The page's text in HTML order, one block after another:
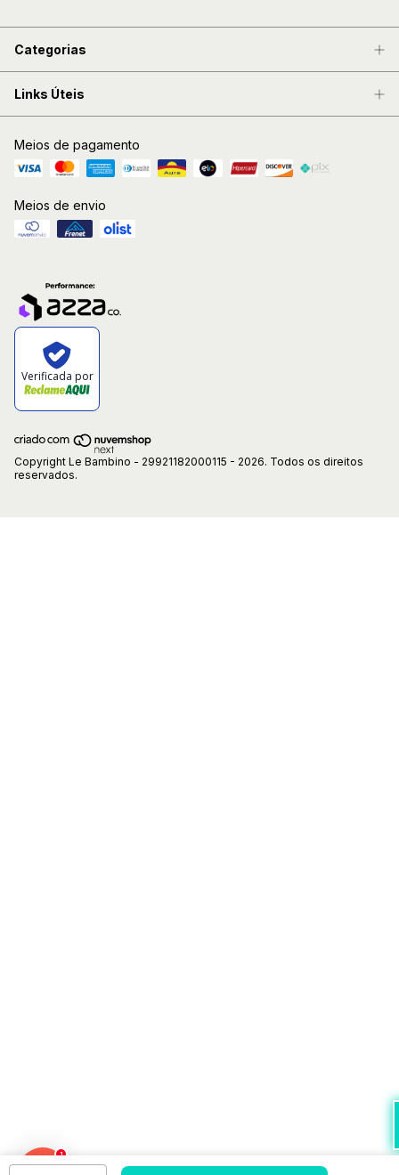
Ao navegar por este site para agilizar a
Categorias
Links Úteis
Meios de pagamento
Meios de envio
Verificada por
Copyright Le Bambino - 29921182000115 - 2026. Todos os direitos
reservados.
1